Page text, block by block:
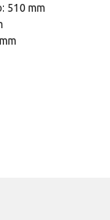
510 mm